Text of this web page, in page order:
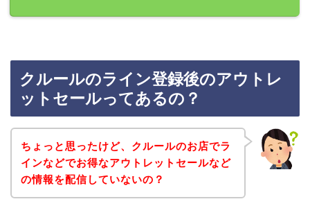
クルールのライン登録後のアウトレ
ットセールってあるの？
ちょっと思ったけど、クルールのお店でラ
インなどでお得なアウトレットセールなど
の情報を配信していないの？